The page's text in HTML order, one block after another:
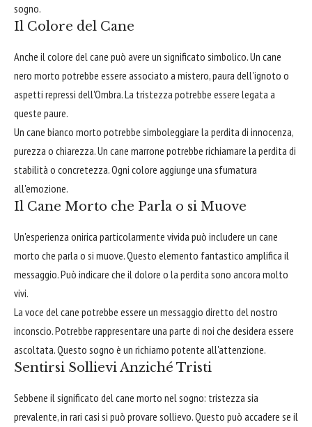
sogno.
Il Colore del Cane
Anche il colore del cane può avere un significato simbolico. Un cane
nero morto potrebbe essere associato a mistero, paura dell'ignoto o
aspetti repressi dell'Ombra. La tristezza potrebbe essere legata a
queste paure.
Un cane bianco morto potrebbe simboleggiare la perdita di innocenza,
purezza o chiarezza. Un cane marrone potrebbe richiamare la perdita di
stabilità o concretezza. Ogni colore aggiunge una sfumatura
all'emozione.
Il Cane Morto che Parla o si Muove
Un'esperienza onirica particolarmente vivida può includere un cane
morto che parla o si muove. Questo elemento fantastico amplifica il
messaggio. Può indicare che il dolore o la perdita sono ancora molto
vivi.
La voce del cane potrebbe essere un messaggio diretto del nostro
inconscio. Potrebbe rappresentare una parte di noi che desidera essere
ascoltata. Questo sogno è un richiamo potente all'attenzione.
Sentirsi Sollievi Anziché Tristi
Sebbene il significato del cane morto nel sogno: tristezza sia
prevalente, in rari casi si può provare sollievo. Questo può accadere se il